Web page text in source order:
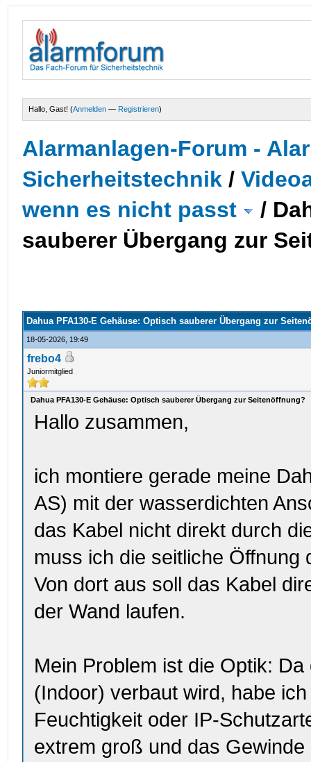
Hallo, Gast! (Anmelden — Registrieren)
Alarmanlagen-Forum -
Sicherheitstechnik /
wenn es nicht passt
/
sauberer Übergang zur
Dahua PFA130-E Gehäuse: Optisch sauberer Übergang zur
18-05-2026, 19:49
frebo4
Juniormitglied
Dahua PFA130-E Gehäuse: Optisch sauberer Übergang zur Seitenöffnung?
Hallo zusammen,
ich montiere gerade meine
AS) mit der wasserdichten
das Kabel nicht direkt durch
muss ich die seitliche Öffnung
Von dort aus soll das Kabel
der Wand laufen.
Mein Problem ist die Optik:
(Indoor) verbaut wird, habe
Feuchtigkeit oder IP-
extrem groß und das